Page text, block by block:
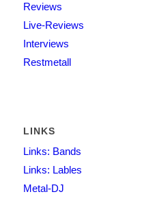
Reviews
Live-Reviews
Interviews
Restmetall
LINKS
Links: Bands
Links: Lables
Metal-DJ